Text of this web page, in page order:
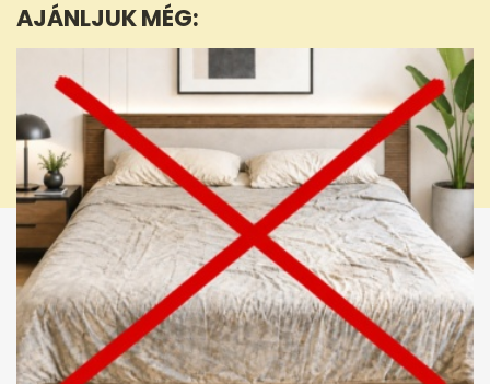
28
seconds
AJÁNLJUK MÉG: